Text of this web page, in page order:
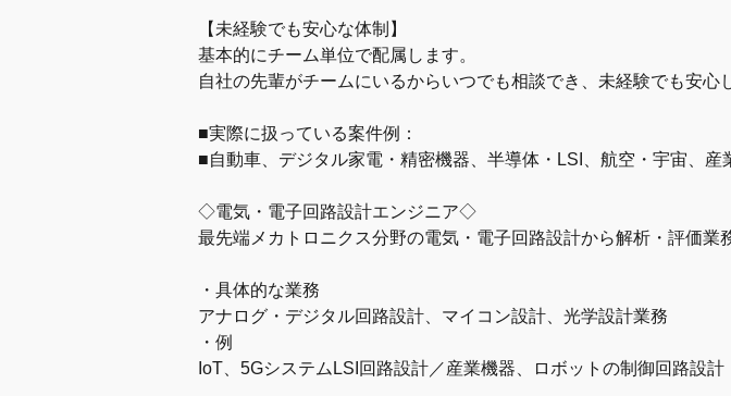
【未経験でも安心な体制】
基本的にチーム単位で配属します。
自社の先輩がチームにいるからいつでも相談でき、未経験でも安心
■実際に扱っている案件例：
■自動車、デジタル家電・精密機器、半導体・LSI、航空・宇宙、産
◇電気・電子回路設計エンジニア◇
最先端メカトロニクス分野の電気・電子回路設計から解析・評価業
・具体的な業務
アナログ・デジタル回路設計、マイコン設計、光学設計業務
・例
IoT、5GシステムLSI回路設計／産業機器、ロボットの制御回路設計